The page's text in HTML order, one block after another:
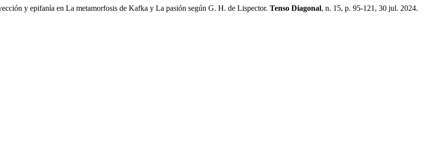
y epifanía en La metamorfosis de Kafka y La pasión según G. H. de Lispector. Tenso Diagonal, n. 15, p. 95-121, 30 jul. 2024.